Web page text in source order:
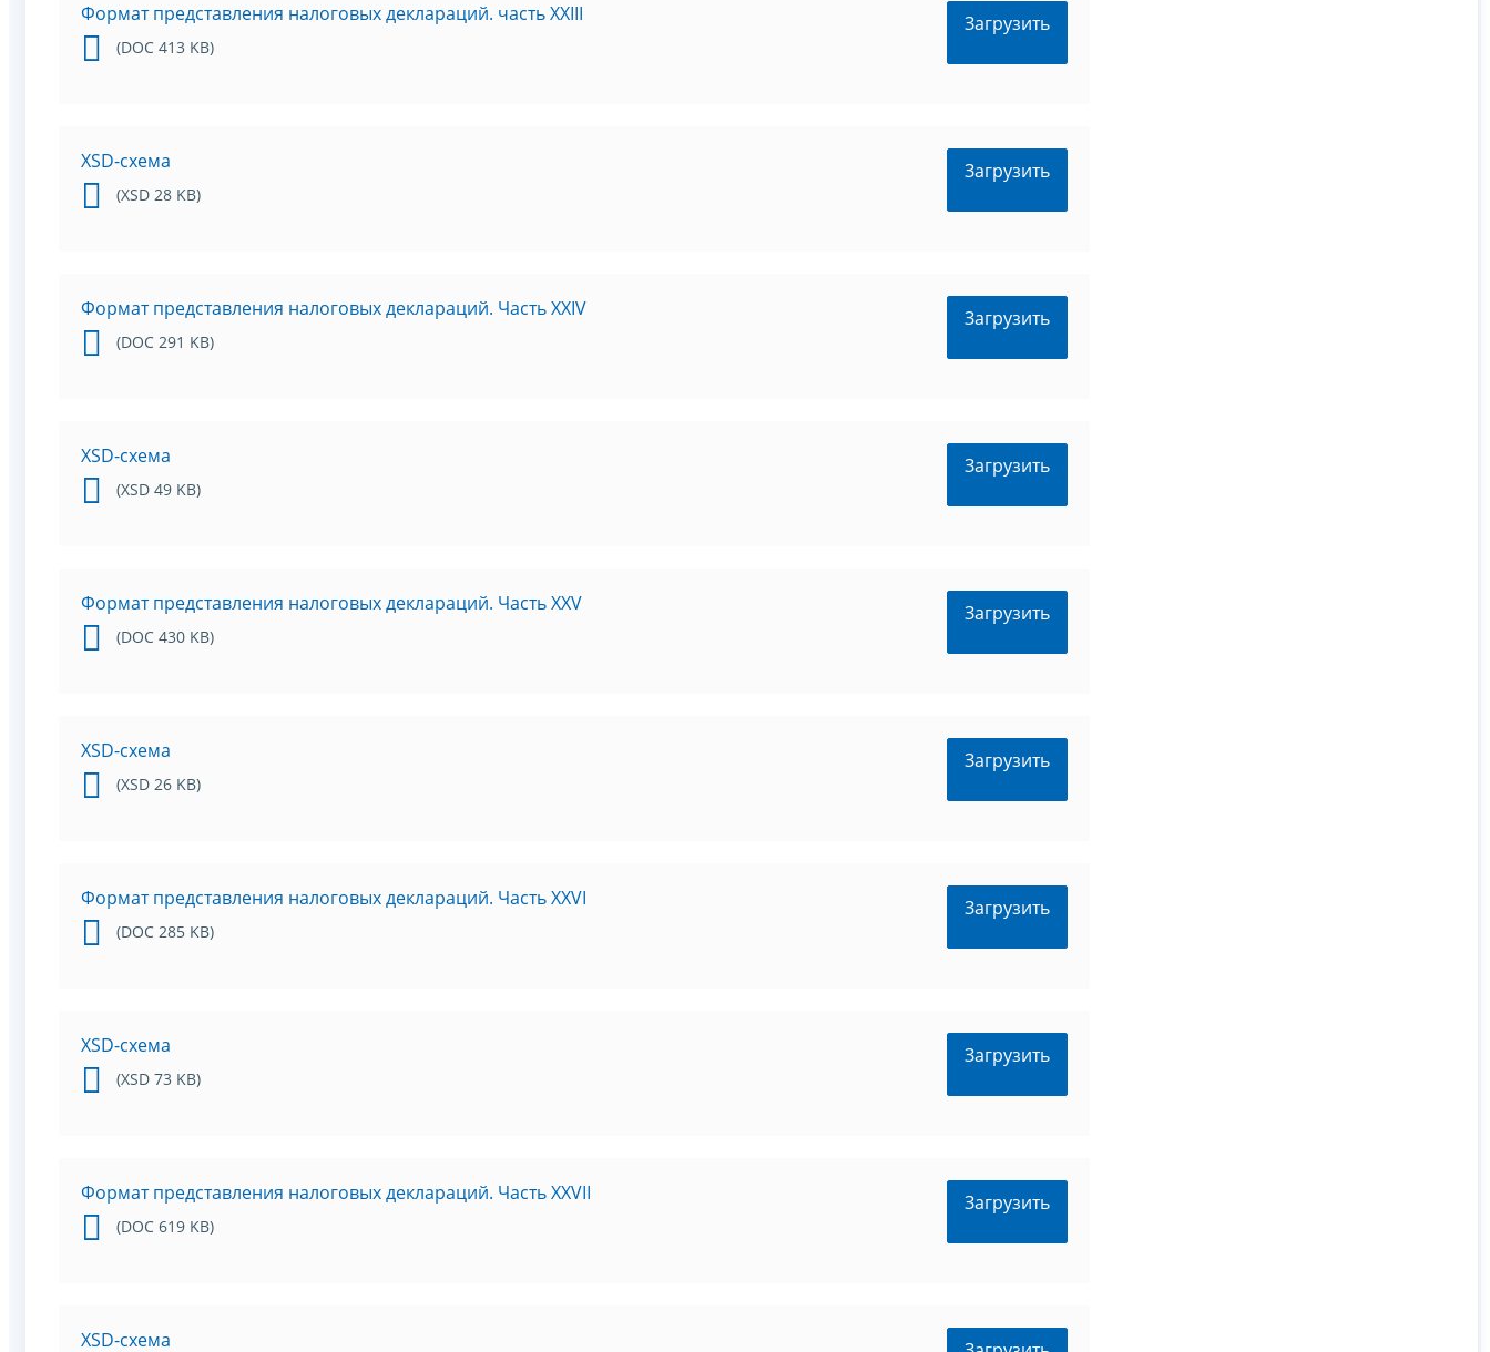
Формат представления налоговых деклараций. часть XXIII
(DOC 413 KB)
Загрузить
XSD-схема
(XSD 28 KB)
Загрузить
Формат представления налоговых деклараций. Часть XXIV
(DOC 291 KB)
Загрузить
XSD-схема
(XSD 49 KB)
Загрузить
Формат представления налоговых деклараций. Часть XXV
(DOC 430 KB)
Загрузить
XSD-схема
(XSD 26 KB)
Загрузить
Формат представления налоговых деклараций. Часть XXVI
(DOC 285 KB)
Загрузить
XSD-схема
(XSD 73 KB)
Загрузить
Формат представления налоговых деклараций. Часть XXVII
(DOC 619 KB)
Загрузить
XSD-схема